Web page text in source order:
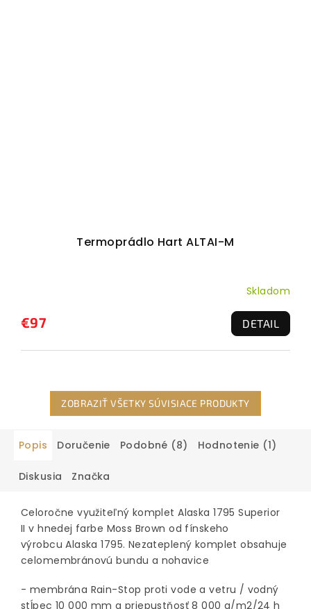
Termoprádlo Hart ALTAI-M
Skladom
€97 DETAIL
ZOBRAZIŤ VŠETKY SÚVISIACE PRODUKTY
Popis Doručenie Podobné (8) Hodnotenie (1)
Diskusia Značka
Celoročne využiteľný komplet Alaska 1795 Superior
II v hnedej farbe Moss Brown od fínskeho
výrobcu Alaska 1795. Nezateplený komplet obsahuje
celomembránovú bundu a nohavice
- membrána Rain-Stop proti vode a vetru / vodný
stĺpec 10 000 mm a priepustňosť 8 000 g/m2/24 h